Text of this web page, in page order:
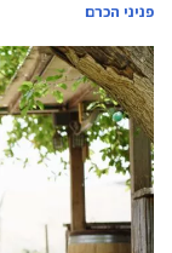
פניני הכרם